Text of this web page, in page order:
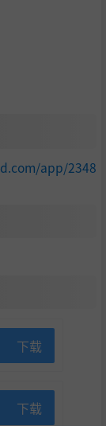
app/2348
下载
下载